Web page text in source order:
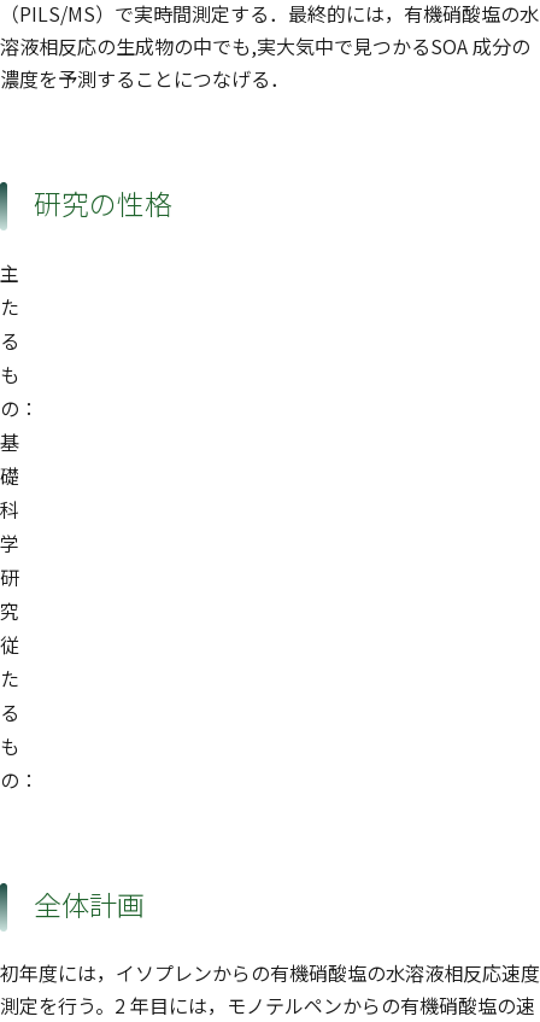
（PILS/MS）で実時間測定する．最終的には，有機硝酸塩の水
溶液相反応の生成物の中でも,実大気中で見つかるSOA 成分の
濃度を予測することにつなげる．
研究の性格
主
た
る
も
の：
基
礎
科
学
研
究
従
た
る
も
の：
全体計画
初年度には，イソプレンからの有機硝酸塩の水溶液相反応速度
測定を行う。2 年目には，モノテルペンからの有機硝酸塩の速